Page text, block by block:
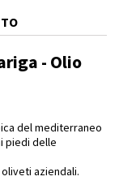
- Olio
del mediterraneo
piedi delle
aziendali.